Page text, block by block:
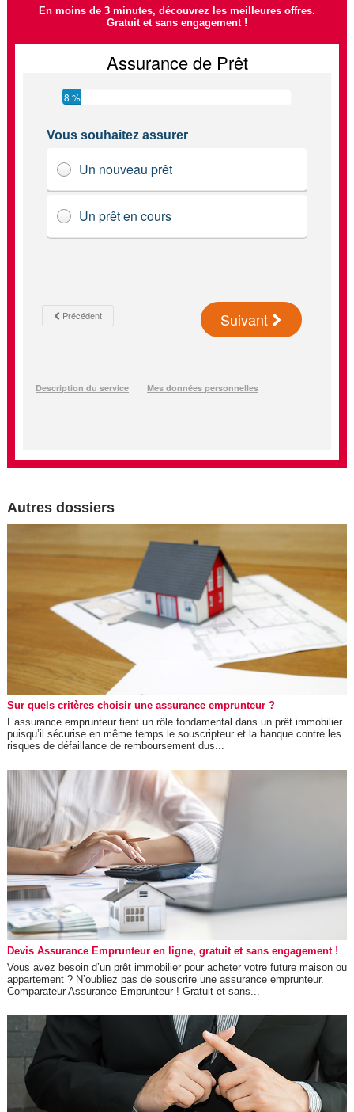
En moins de 3 minutes, découvrez les meilleures offres.
Gratuit et sans engagement !
Autres dossiers
Sur quels critères choisir une assurance emprunteur ?
L’assurance emprunteur tient un rôle fondamental dans un prêt immobilier
puisqu’il sécurise en même temps le souscripteur et la banque contre les
risques de défaillance de remboursement dus...
Devis Assurance Emprunteur en ligne, gratuit et sans engagement !
Vous avez besoin d’un prêt immobilier pour acheter votre future maison ou
appartement ? N’oubliez pas de souscrire une assurance emprunteur.
Comparateur Assurance Emprunteur ! Gratuit et sans...